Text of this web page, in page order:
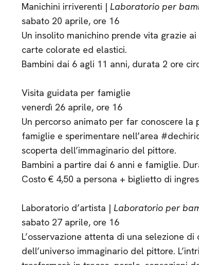
Manichini irriverenti | Laboratorio per
sabato 20 aprile, ore 16
Un insolito manichino prende vita grazie
carte colorate ed elastici.
Bambini dai 6 agli 11 anni, durata 2 ore
Visita guidata per famiglie
venerdì 26 aprile, ore 16
Un percorso animato per far conoscere
famiglie e sperimentare nell’area
scoperta dell’immaginario del pittore.
Bambini a partire dai 6 anni e famiglie.
Costo € 4,50 a persona + biglietto di
Laboratorio d’artista | Laboratorio per
sabato 27 aprile, ore 16
L’osservazione attenta di una selezione
dell’universo immaginario del pittore.